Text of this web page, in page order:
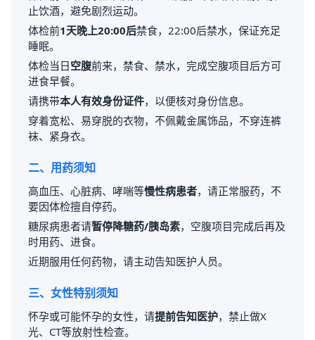
止饮酒，避免剧烈运动。
体检前1天晚上20:00后禁食，22:00后禁水，保证充足
睡眠。
体检当日空腹前来，禁食、禁水，完成空腹项目后方可
进食早餐。
请携带本人有效身份证件，以便核对身份信息。
穿着宽松、易穿脱的衣物，不佩戴金属饰品，不穿连裤
袜、紧身衣。
二、用药须知
高血压、心脏病、哮喘等慢性病患者，请正常服药，不
要因体检擅自停药。
糖尿病患者请暂停降糖药/胰岛素，空腹项目完成后再及
时用药、进食。
近期服用任何药物，请主动告知医护人员。
三、女性特别须知
怀孕或可能怀孕的女性，请提前告知医护，禁止做X
光、CT等放射性检查。